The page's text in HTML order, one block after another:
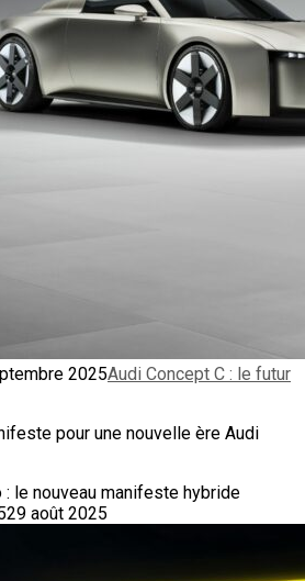
2025Audi Concept C : le futur
pour une nouvelle ère Audi
: le nouveau manifeste hybride
29 août 2025